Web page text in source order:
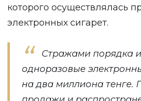
которого осуществлялась
электронных сигарет.
Стражами порядка
одноразовые
на два миллиона тенге.